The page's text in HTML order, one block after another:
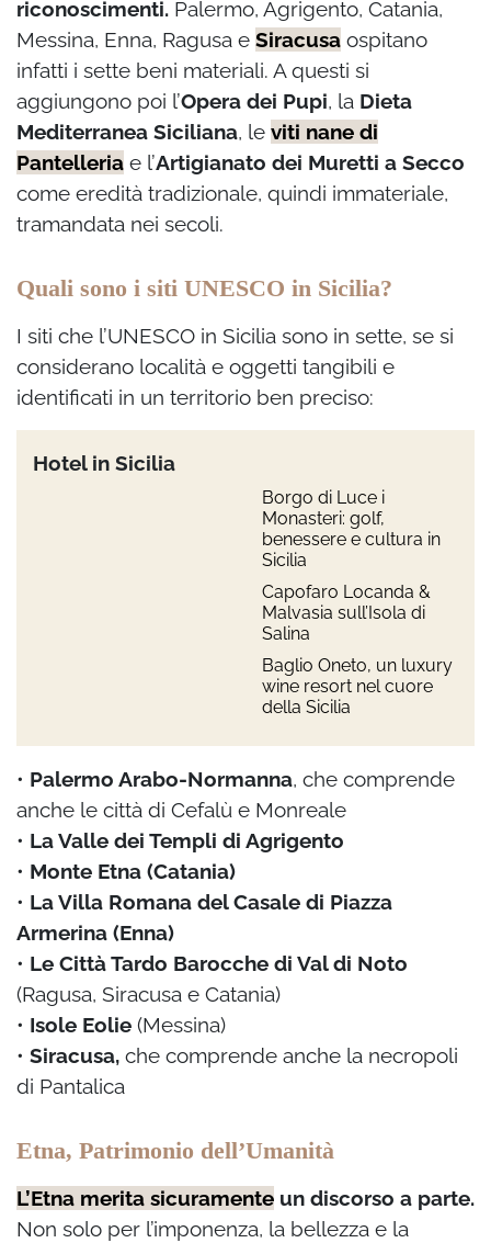
riconoscimenti. Palermo, Agrigento, Catania,
Messina, Enna, Ragusa e Siracusa ospitano
infatti i sette beni materiali. A questi si
aggiungono poi l’Opera dei Pupi, la Dieta
Mediterranea Siciliana, le viti nane di
Pantelleria e l’Artigianato dei Muretti a Secco
come eredità tradizionale, quindi immateriale,
tramandata nei secoli.
Quali sono i siti UNESCO in Sicilia?
I siti che l’UNESCO in Sicilia sono in sette, se si
considerano località e oggetti tangibili e
identificati in un territorio ben preciso:
Hotel in Sicilia
Borgo di Luce i
Monasteri: golf,
benessere e cultura in
Sicilia
Capofaro Locanda &
Malvasia sull’Isola di
Salina
Baglio Oneto, un luxury
wine resort nel cuore
della Sicilia
• Palermo Arabo-Normanna, che comprende
anche le città di Cefalù e Monreale
• La Valle dei Templi di Agrigento
• Monte Etna (Catania)
• La Villa Romana del Casale di Piazza
Armerina (Enna)
• Le Città Tardo Barocche di Val di Noto
(Ragusa, Siracusa e Catania)
• Isole Eolie (Messina)
• Siracusa, che comprende anche la necropoli
di Pantalica
Etna, Patrimonio dell’Umanità
L’Etna merita sicuramente un discorso a parte.
Non solo per l’imponenza, la bellezza e la